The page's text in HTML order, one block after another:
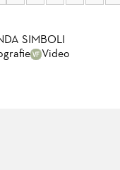
SIMBOLI
Video